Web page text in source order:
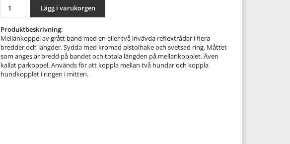
Lägg i varukorgen
Produktbeskrivning:
Mellankoppel av grått band med en eller två invävda reflextrådar i flera
bredder och längder. Sydda med kromad pistolhake och svetsad ring. Måttet
som anges är bredd på bandet och totala längden på mellankopplet. Även
kallat parkoppel. Används för att koppla mellan två hundar och koppla
hundkopplet i ringen i mitten.